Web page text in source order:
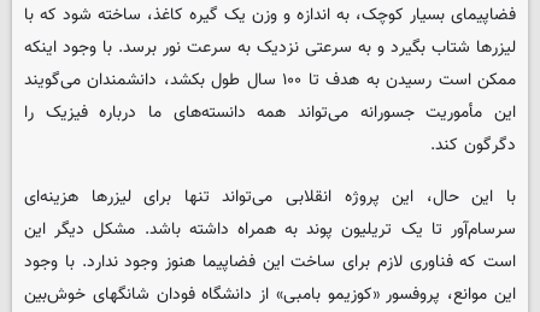
فضاپیمای بسیار کوچک، به اندازه و وزن یک گیره کاغذ، ساخته شود که با
لیزرها شتاب بگیرد و به سرعتی نزدیک به سرعت نور برسد. با وجود اینکه
ممکن است رسیدن به هدف تا ۱۰۰ سال طول بکشد، دانشمندان می‌گویند
این مأموریت جسورانه می‌تواند همه دانسته‌های ما درباره فیزیک را
دگرگون کند.
با این حال، این پروژه انقلابی می‌تواند تنها برای لیزرها هزینه‌ای
سرسام‌آور تا یک تریلیون پوند به همراه داشته باشد. مشکل دیگر این
است که فناوری لازم برای ساخت این فضاپیما هنوز وجود ندارد. با وجود
این موانع، پروفسور «کوزیمو بامبی» از دانشگاه فودان شانگهای خوش‌بین